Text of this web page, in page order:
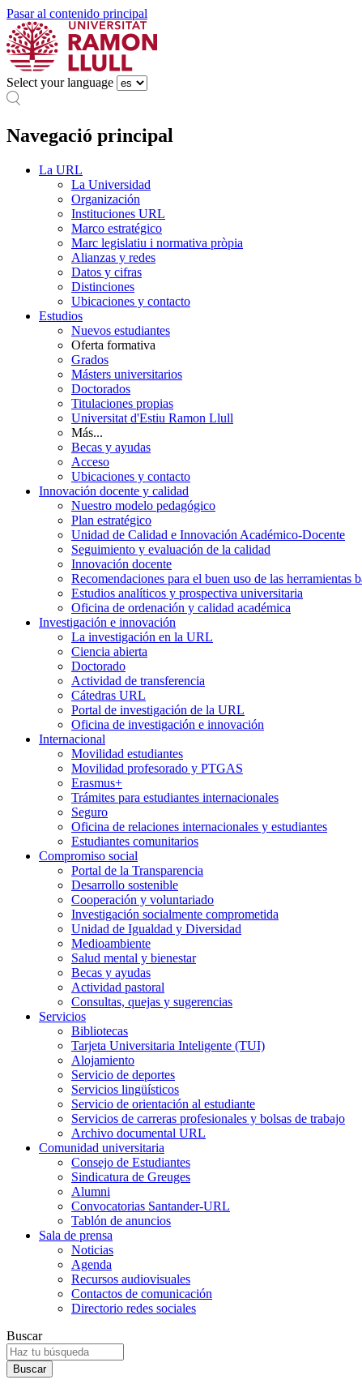
Pasar al contenido principal
Select your language
Navegació principal
La URL
La Universidad
Organización
Instituciones URL
Marco estratégico
Marc legislatiu i normativa pròpia
Alianzas y redes
Datos y cifras
Distinciones
Ubicaciones y contacto
Estudios
Nuevos estudiantes
Oferta formativa
Grados
Másters universitarios
Doctorados
Titulaciones propias
Universitat d'Estiu Ramon Llull
Más...
Becas y ayudas
Acceso
Ubicaciones y contacto
Innovación docente y calidad
Nuestro modelo pedagógico
Plan estratégico
Unidad de Calidad e Innovación Académico-Docente
Seguimiento y evaluación de la calidad
Innovación docente
Recomendaciones para el buen uso de las herramientas
Estudios analíticos y prospectiva universitaria
Oficina de ordenación y calidad académica
Investigación e innovación
La investigación en la URL
Ciencia abierta
Doctorado
Actividad de transferencia
Cátedras URL
Portal de investigación de la URL
Oficina de investigación e innovación
Internacional
Movilidad estudiantes
Movilidad profesorado y PTGAS
Erasmus+
Trámites para estudiantes internacionales
Seguro
Oficina de relaciones internacionales y estudiantes
Estudiantes comunitarios
Compromiso social
Portal de la Transparencia
Desarrollo sostenible
Cooperación y voluntariado
Investigación socialmente comprometida
Unidad de Igualdad y Diversidad
Medioambiente
Salud mental y bienestar
Becas y ayudas
Actividad pastoral
Consultas, quejas y sugerencias
Servicios
Bibliotecas
Tarjeta Universitaria Inteligente (TUI)
Alojamiento
Servicio de deportes
Servicios lingüísticos
Servicio de orientación al estudiante
Servicios de carreras profesionales y bolsas de trabajo
Archivo documental URL
Comunidad universitaria
Consejo de Estudiantes
Sindicatura de Greuges
Alumni
Convocatorias Santander-URL
Tablón de anuncios
Sala de prensa
Noticias
Agenda
Recursos audiovisuales
Contactos de comunicación
Directorio redes sociales
Buscar